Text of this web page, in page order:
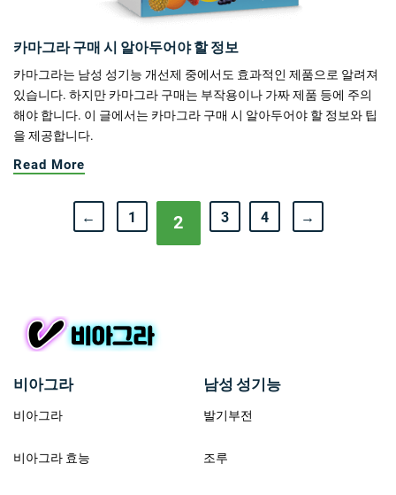
카마그라 구매 시 알아두어야 할 정보
카마그라는 남성 성기능 개선제 중에서도 효과적인 제품으로 알려져
있습니다. 하지만 카마그라 구매는 부작용이나 가짜 제품 등에 주의
해야 합니다. 이 글에서는 카마그라 구매 시 알아두어야 할 정보와 팁
을 제공합니다.
Read More
← 1 2 3 4 →
비아그라
비아그라
비아그라 효능
남성 성기능
발기부전
조루